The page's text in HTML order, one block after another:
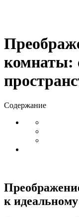
комнаты:
Содержание
к